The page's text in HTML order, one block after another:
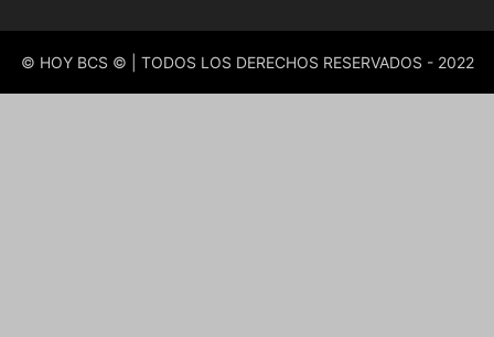
© HOY BCS © | TODOS LOS DERECHOS RESERVADOS - 2022